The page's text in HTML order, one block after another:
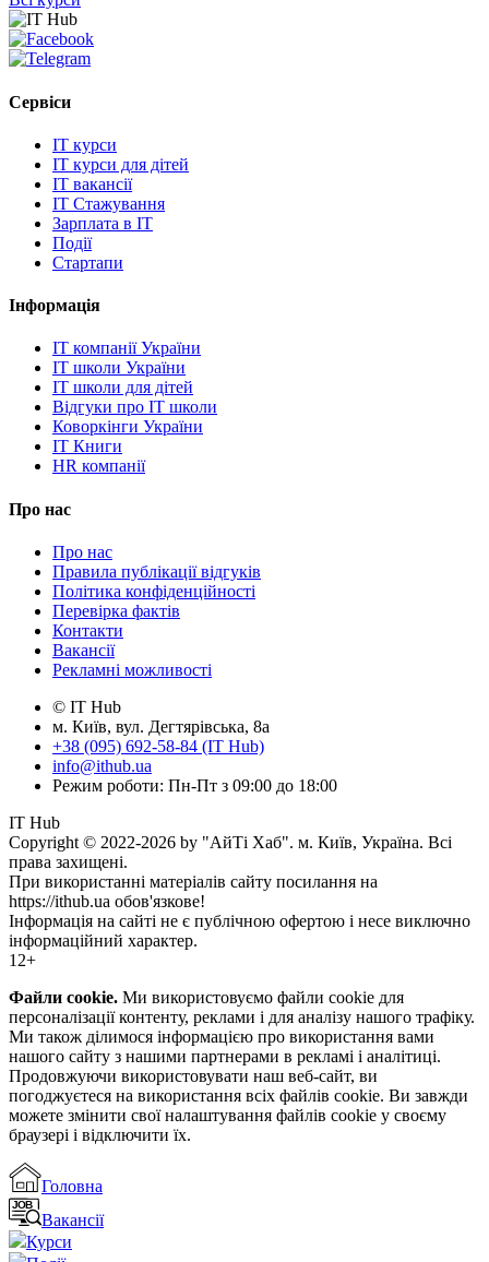
Сервіси
IT курси
IT курси для дітей
IT вакансії
IT Стажування
Зарплата в IT
Події
Стартапи
Інформація
IT компанії України
IT школи України
IT школи для дітей
Відгуки про IT школи
Коворкінги України
IT Книги
HR компанії
Про нас
Про нас
Правила публікації відгуків
Політика конфіденційності
Перевірка фактів
Контакти
Вакансії
Рекламні можливості
© IT Hub
м. Київ, вул. Дегтярівська, 8а
+38 (095) 692-58-84 (IT Hub)
info@ithub.ua
Режим роботи: Пн-Пт з 09:00 до 18:00
IT Hub
Copyright © 2022-2026 by "АйТі Хаб". м. Київ, Україна. Всі
права захищені.
При використанні матеріалів сайту посилання на
https://ithub.ua обов'язкове!
Інформація на сайті не є публічною офертою і несе виключно
інформаційний характер.
12+
Файли cookie. Ми використовуємо файли cookie для
персоналізації контенту, реклами і для аналізу нашого трафіку.
Ми також ділимося інформацією про використання вами
нашого сайту з нашими партнерами в рекламі і аналітиці.
Продовжуючи використовувати наш веб-сайт, ви
погоджуєтеся на використання всіх файлів cookie. Ви завжди
можете змінити свої налаштування файлів cookie у своєму
браузері і відключити їх.
Головна
Вакансії
Курси